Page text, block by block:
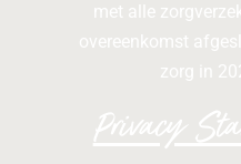
met alle
overeenkomst
zorg in
Privacy